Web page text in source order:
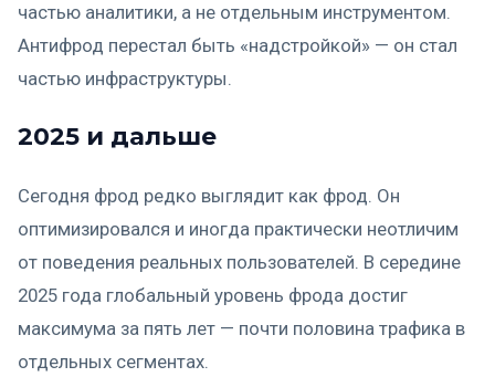
частью аналитики, а не отдельным инструментом.
Антифрод перестал быть «надстройкой» — он стал
частью инфраструктуры.
2025 и дальше
Сегодня фрод редко выглядит как фрод. Он
оптимизировался и иногда практически неотличим
от поведения реальных пользователей. В середине
2025 года глобальный уровень фрода достиг
максимума за пять лет — почти половина трафика в
отдельных сегментах.